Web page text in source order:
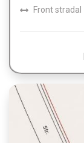
Front stradal